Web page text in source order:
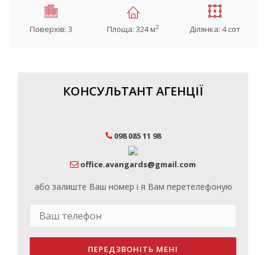
Поверхів: 3 Площа: 324 м2 Ділянка: 4 сот
КОНСУЛЬТАНТ АГЕНЦІЇ
098 085 11 98
office.avangards@gmail.com
або залиште Ваш номер і я Вам перетелефоную
ПЕРЕДЗВОНІТЬ МЕНІ